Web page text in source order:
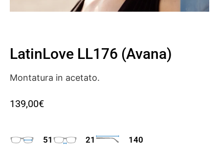
LatinLove LL176 (Avana)
Montatura in acetato.
139,00€
51 21 140